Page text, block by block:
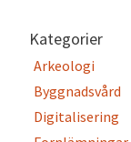
Kategorier
Arkeologi
Byggnadsvård
Digitalisering